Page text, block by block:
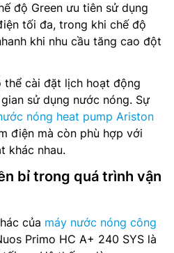
độ Green ưu tiên sử dụng
tối đa, trong khi chế độ
khi nhu cầu tăng cao đột
thể cài đặt lịch hoạt động
sử dụng nước nóng. Sự
nóng heat pump Ariston
điện mà còn phù hợp với
khác nhau.
bỉ trong quá trình vận
của máy nước nóng công
Primo HC A+ 240 SYS là